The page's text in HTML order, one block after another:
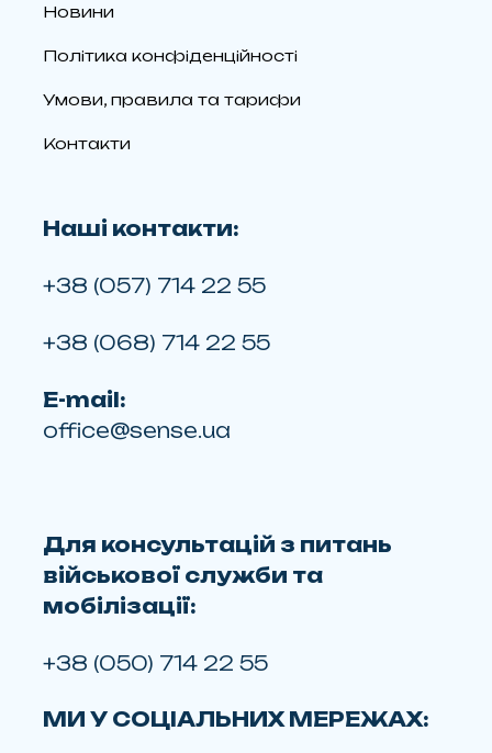
Новини
Політика конфіденційності
Умови, правила та тарифи
Контакти
Наші контакти:
+38 (057) 714 22 55
+38 (068) 714 22 55
E-mail:
office@sense.ua
Для консультацій з питань
військової служби та
мобілізації:
+38 (050) 714 22 55
МИ У СОЦІАЛЬНИХ МЕРЕЖАХ: